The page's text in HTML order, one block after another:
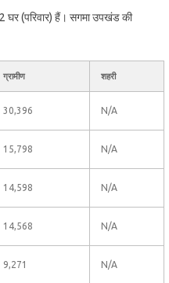
(परिवार) हैं। सगमा उपखंड की
ग्रामीण शहरी
30,396 N/A
15,798 N/A
14,598 N/A
14,568 N/A
9,271 N/A